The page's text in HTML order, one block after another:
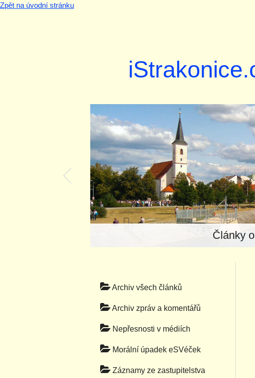
Zpět na úvodní stránku
Články
Archiv všech článků
Archiv zpráv a komentářů
Nepřesnosti v médiích
Morální úpadek eSVéček
Záznamy ze zastupitelstva